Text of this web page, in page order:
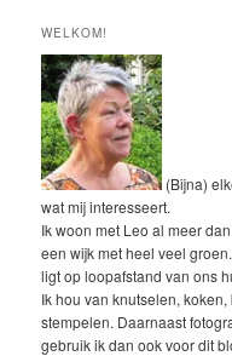
WELKOM!
(Bijna)
wat mij interesseert.
Ik woon met Leo al meer
een wijk met heel veel
ligt op loopafstand van ons
Ik hou van knutselen,
stempelen. Daarnaast
gebruik ik dan ook voor dit